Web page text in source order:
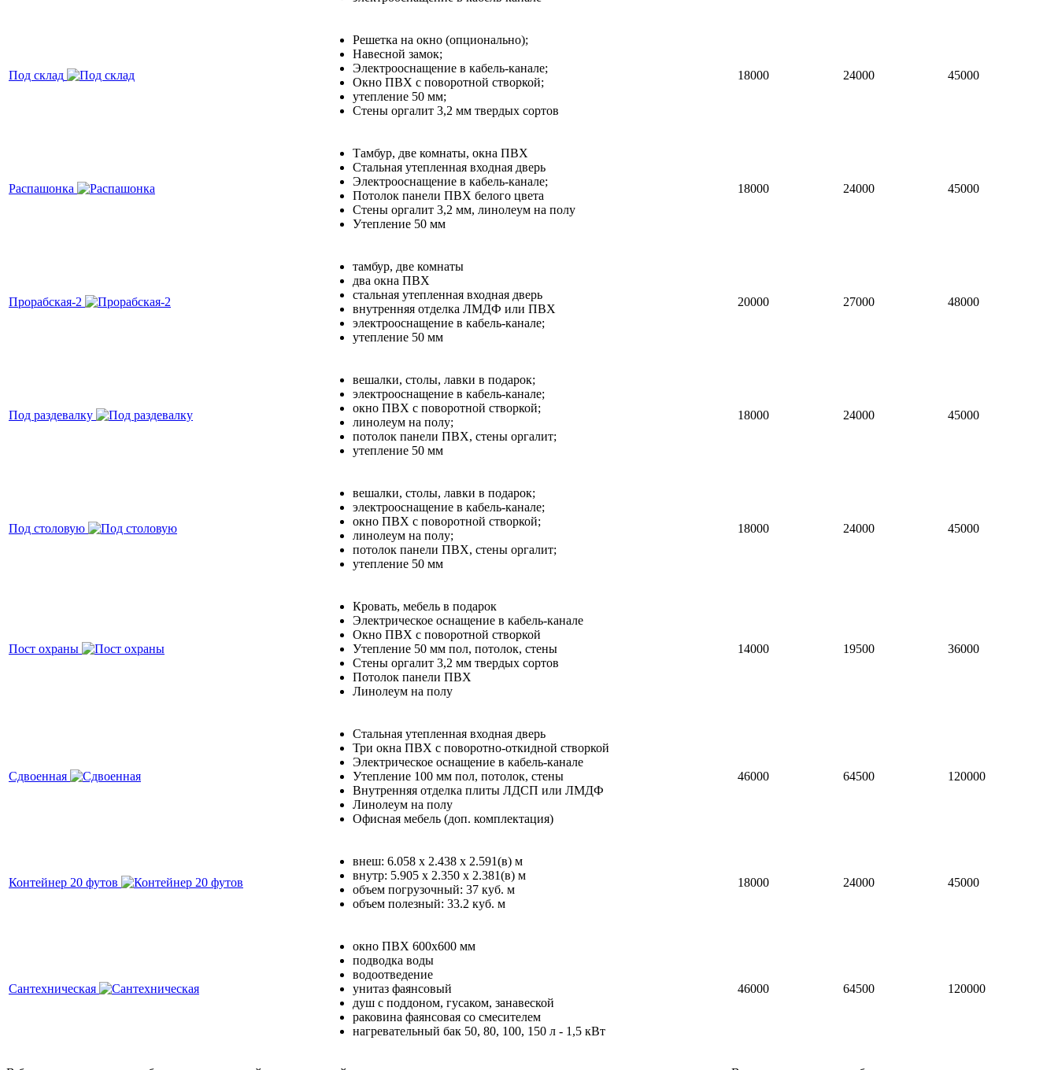
Под склад
Решетка на окно (опционально);
Навесной замок;
Электрооснащение в кабель-канале;
Окно ПВХ с поворотной створкой;
утепление 50 мм;
Стены оргалит 3,2 мм твердых сортов
18000 24000 45000
Распашонка
Тамбур, две комнаты, окна ПВХ
Стальная утепленная входная дверь
Электрооснащение в кабель-канале;
Потолок панели ПВХ белого цвета
Стены оргалит 3,2 мм, линолеум на полу
Утепление 50 мм
18000 24000 45000
Прорабская-2
тамбур, две комнаты
два окна ПВХ
стальная утепленная входная дверь
внутренняя отделка ЛМДФ или ПВХ
электрооснащение в кабель-канале;
утепление 50 мм
20000 27000 48000
Под раздевалку
вешалки, столы, лавки в подарок;
электрооснащение в кабель-канале;
окно ПВХ с поворотной створкой;
линолеум на полу;
потолок панели ПВХ, стены оргалит;
утепление 50 мм
18000 24000 45000
Под столовую
вешалки, столы, лавки в подарок;
электрооснащение в кабель-канале;
окно ПВХ с поворотной створкой;
линолеум на полу;
потолок панели ПВХ, стены оргалит;
утепление 50 мм
18000 24000 45000
Пост охраны
Кровать, мебель в подарок
Электрическое оснащение в кабель-канале
Окно ПВХ с поворотной створкой
Утепление 50 мм пол, потолок, стены
Стены оргалит 3,2 мм твердых сортов
Потолок панели ПВХ
Линолеум на полу
14000 19500 36000
Сдвоенная
Стальная утепленная входная дверь
Три окна ПВХ с поворотно-откидной створкой
Электрическое оснащение в кабель-канале
Утепление 100 мм пол, потолок, стены
Внутренняя отделка плиты ЛДСП или ЛМДФ
Линолеум на полу
Офисная мебель (доп. комплектация)
46000 64500 120000
Контейнер 20 футов
внеш: 6.058 х 2.438 х 2.591(в) м
внутр: 5.905 х 2.350 х 2.381(в) м
объем погрузочный: 37 куб. м
объем полезный: 33.2 куб. м
18000 24000 45000
Сантехническая
окно ПВХ 600х600 мм
подводка воды
водоотведение
унитаз фаянсовый
душ с поддоном, гусаком, занавеской
раковина фаянсовая со смесителем
нагревательный бак 50, 80, 100, 150 л - 1,5 кВт
46000 64500 120000